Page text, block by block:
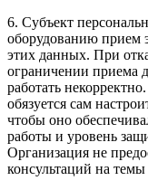
6. Субъект
оборудованию прием
этих данных. При
ограничении приема
работать
обязуется сам
чтобы оно
работы и уровень
Организация не
консультаций на